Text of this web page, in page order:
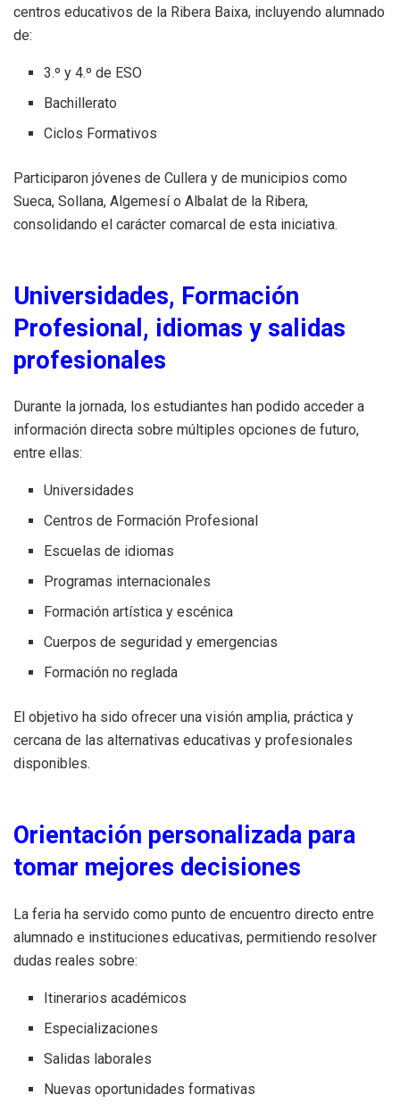
centros educativos de la Ribera Baixa, incluyendo alumnado
de:
3.º y 4.º de ESO
Bachillerato
Ciclos Formativos
Participaron jóvenes de Cullera y de municipios como
Sueca, Sollana, Algemesí o Albalat de la Ribera,
consolidando el carácter comarcal de esta iniciativa.
Universidades, Formación
Profesional, idiomas y salidas
profesionales
Durante la jornada, los estudiantes han podido acceder a
información directa sobre múltiples opciones de futuro,
entre ellas:
Universidades
Centros de Formación Profesional
Escuelas de idiomas
Programas internacionales
Formación artística y escénica
Cuerpos de seguridad y emergencias
Formación no reglada
El objetivo ha sido ofrecer una visión amplia, práctica y
cercana de las alternativas educativas y profesionales
disponibles.
Orientación personalizada para
tomar mejores decisiones
La feria ha servido como punto de encuentro directo entre
alumnado e instituciones educativas, permitiendo resolver
dudas reales sobre:
Itinerarios académicos
Especializaciones
Salidas laborales
Nuevas oportunidades formativas